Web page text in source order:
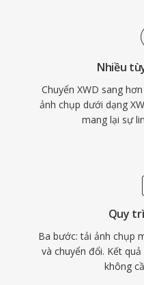
Nhiều
Chuyển XWD sang
ảnh chụp dưới dạng
mang lại sự
Quy
Ba bước: tải ảnh chụp
và chuyển đổi. Kết
không